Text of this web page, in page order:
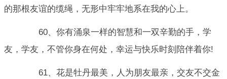
的那根友谊的缆绳，无形中牢牢地系在我的心上。
60、你有涌泉一样的智慧和一双辛勤的手，学
友，学友，不管你身在何处，幸运与快乐时刻陪伴着你!
61、花是牡丹最美，人为朋友最亲，交友不交金